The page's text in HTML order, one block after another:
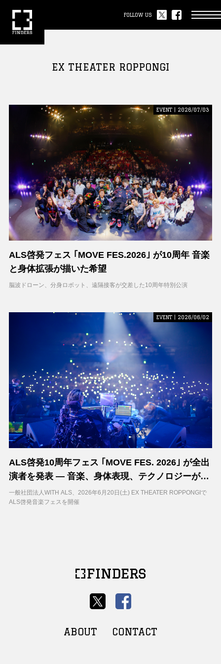
FOLLOW US
EX THEATER ROPPONGI
EVENT | 2026/07/03
ALS啓発フェス ｢MOVE FES.2026｣ が10周年 音楽
と身体拡張が描いた希望
脳波ドローン、分身ロボット、遠隔接客が交差した10周年特別公演
EVENT | 2026/06/02
ALS啓発10周年フェス ｢MOVE FES. 2026｣ が全出
演者を発表 ― 音楽、身体表現、テクノロジーが交
差する一日が六本木で開催
一般社団法人WITH ALS、2026年6月20日(土) EX THEATER ROPPONGIで
ALS啓発音楽フェスを開催
ABOUT CONTACT